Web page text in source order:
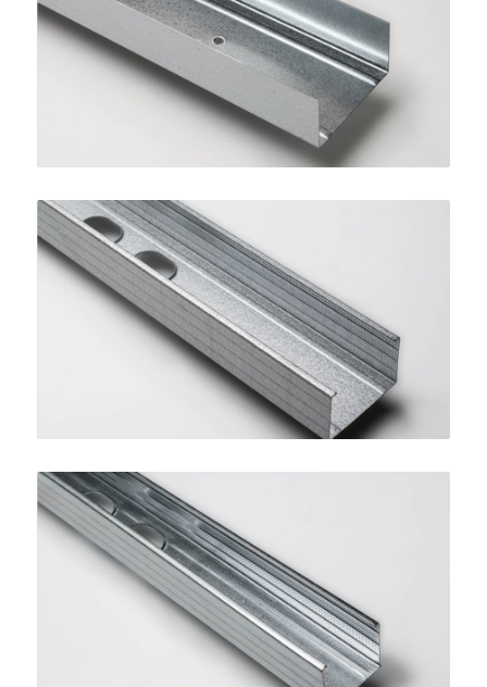
Guida STANDARD 75
SINIAT
Montante STANDARD 75
SINIAT
Montante STANDARD 50
SINIAT